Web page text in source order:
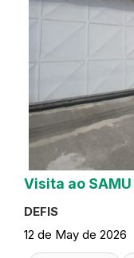
Visita ao
DEFIS
12 de May de 2026